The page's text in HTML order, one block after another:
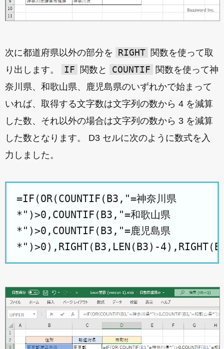
次に都道府県以外の部分を RIGHT 関数を使って取
り出します。
IF 関数と COUNTIF
関数を使って神
奈川県、和歌山県、鹿児島県のいずれかで始まって
いれば、取得する文字数は文字列の数から 4 を減算
した数、それ以外の場合は文字列の数から 3 を減算
した数となります。 D3 セルに次のように数式を入
力しました。
=IF(OR(COUNTIF(B3,"=神奈川県
*")>0,COUNTIF(B3,"=和歌山県
*")>0,COUNTIF(B3,"=鹿児島県
*")>0),RIGHT(B3,LEN(B3)-